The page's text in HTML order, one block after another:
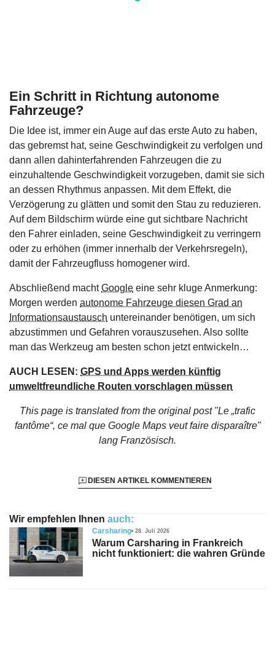
Ein Schritt in Richtung autonome
Fahrzeuge?
Die Idee ist, immer ein Auge auf das erste Auto zu haben,
das gebremst hat, seine Geschwindigkeit zu verfolgen und
dann allen dahinterfahrenden Fahrzeugen die zu
einzuhaltende Geschwindigkeit vorzugeben, damit sie sich
an dessen Rhythmus anpassen. Mit dem Effekt, die
Verzögerung zu glätten und somit den Stau zu reduzieren.
Auf dem Bildschirm würde eine gut sichtbare Nachricht
den Fahrer einladen, seine Geschwindigkeit zu verringern
oder zu erhöhen (immer innerhalb der Verkehrsregeln),
damit der Fahrzeugfluss homogener wird.
Abschließend machtGoogle eine sehr kluge Anmerkung:
Morgen werden autonome Fahrzeuge diesen Grad an
Informationsaustausch untereinander benötigen, um sich
abzustimmen und Gefahren vorauszusehen. Also sollte
man das Werkzeug am besten schon jetzt entwickeln…
AUCH LESEN: GPS und Apps werden künftig
umweltfreundliche Routen vorschlagen müssen
This page is translated from the original post "Le „trafic
fantôme“, ce mal que Google Maps veut faire disparaître"
lang Französisch.
DIESEN ARTIKEL KOMMENTIEREN
Wir empfehlen Ihnen auch:
Carsharing 28. Juli 2026
Warum Carsharing in Frankreich
nicht funktioniert: die wahren Gründe